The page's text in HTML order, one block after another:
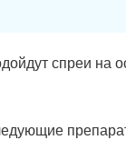
спреи на